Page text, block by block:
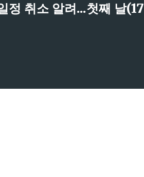
정 취소 알려...첫째 날(17